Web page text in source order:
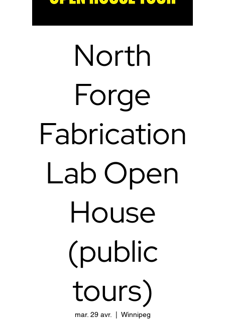
North
Forge
Fabrication
Lab Open
House
(public
tours)
mar. 29 avr. Winnipeg